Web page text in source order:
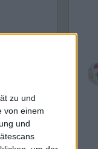
zu und
von einem
und